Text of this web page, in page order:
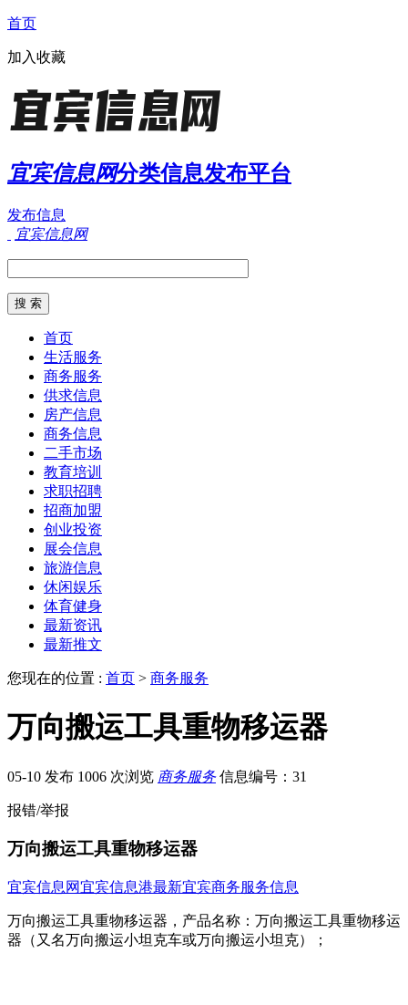
首页
加入收藏
宜宾信息网分类信息发布平台
发布信息
宜宾信息网
首页
生活服务
商务服务
供求信息
房产信息
商务信息
二手市场
教育培训
求职招聘
招商加盟
创业投资
展会信息
旅游信息
休闲娱乐
体育健身
最新资讯
最新推文
您现在的位置 : 首页 > 商务服务
万向搬运工具重物移运器
05-10 发布 1006 次浏览 商务服务 信息编号：31
报错/举报
万向搬运工具重物移运器
宜宾信息网宜宾信息港最新宜宾商务服务信息
万向搬运工具重物移运器，产品名称：万向搬运工具重物移运
器（又名万向搬运小坦​‌‌克车或万向搬运小坦克）；